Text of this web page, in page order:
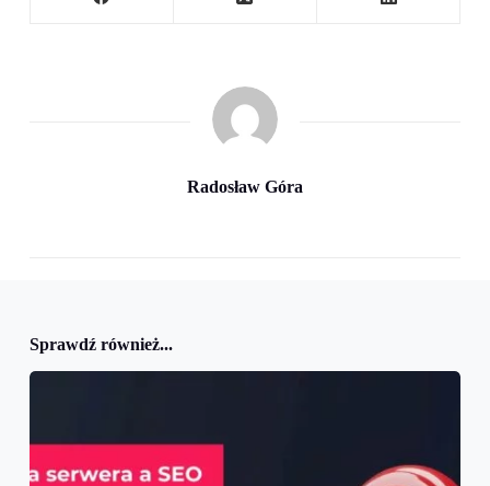
Radosław Góra
Sprawdź również...